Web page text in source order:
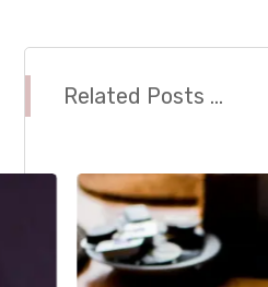
Related Posts ...